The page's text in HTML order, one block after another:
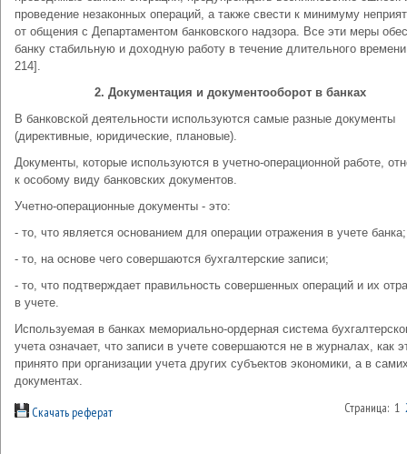
проведение незаконных операций, а также свести к минимуму
от общения с Департаментом банковского надзора. Все эти меры
банку стабильную и доходную работу в течение длительного
214].
2. Документация и документооборот в банках
В банковской деятельности используются самые разные документы
(директивные, юридические, плановые).
Документы, которые используются в учетно-операционной работе,
к особому виду банковских документов.
Учетно-операционные документы - это:
- то, что является основанием для операции отражения в учете банка;
- то, на основе чего совершаются бухгалтерские записи;
- то, что подтверждает правильность совершенных операций и их
в учете.
Используемая в банках мемориально-ордерная система
учета означает, что записи в учете совершаются не в журналах, как
принято при организации учета других субъектов экономики, а в
документах.
Скачать реферат Страница: 1